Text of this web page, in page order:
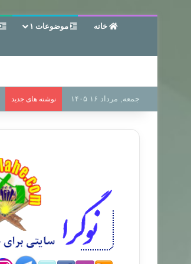
خانه موضوعات ۱
جمعه, مرداد ۱۶ ۱۴۰۵ نوشته های جدید